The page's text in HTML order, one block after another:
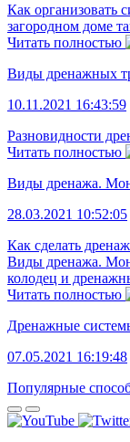
Как организовать
загородном доме
Читать полностью
Виды дренажных
10.11.2021 16:43:59
Разновидности
Читать полностью
Виды дренажа.
28.03.2021 10:52:05
Как сделать
Виды дренажа.
колодец и
Читать полностью
Дренажные
07.05.2021 16:19:48
Популярные